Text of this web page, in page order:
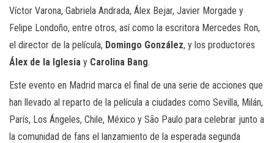
Víctor Varona, Gabriela Andrada, Álex Bejar, Javier Morgade y
Felipe Londoño, entre otros, así como la escritora Mercedes Ron,
el director de la película, Domingo González, y los productores
Álex de la Iglesia y Carolina Bang.
Este evento en Madrid marca el final de una serie de acciones que
han llevado al reparto de la película a ciudades como Sevilla, Milán,
París, Los Ángeles, Chile, México y São Paulo para celebrar junto a
la comunidad de fans el lanzamiento de la esperada segunda